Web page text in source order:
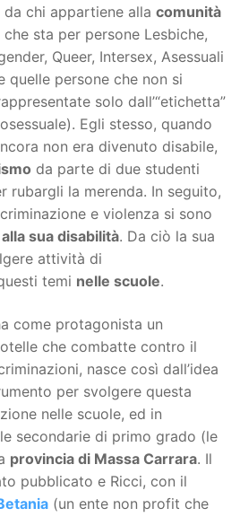
chi appartiene alla comunità
sta per persone Lesbiche,
Queer, Intersex, Asessuali
quelle persone che non si
solo dall’“etichetta”
Egli stesso, quando
non era divenuto disabile,
da parte di due studenti
rubargli la merenda. In seguito,
e violenza si sono
sua disabilità. Da ciò la sua
attività di
temi nelle scuole.
come protagonista un
che combatte contro il
nasce così dall’idea
per svolgere questa
nelle scuole, ed in
secondarie di primo grado (le
provincia di Massa Carrara. Il
pubblicato e Ricci, con il
(un ente non profit che